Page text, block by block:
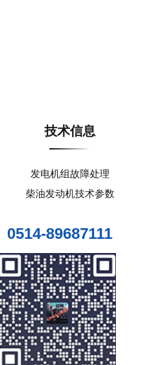
技术信息
发电机组故障处理
柴油发动机技术参数
0514-89687111